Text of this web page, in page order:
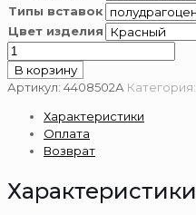
Типы вставок
Цвет изделия
Количество
товара
Серьги
золота
пробы
В корзину
Артикул: 4408502А Категория:
Характеристики
Оплата
Возврат
Характеристики